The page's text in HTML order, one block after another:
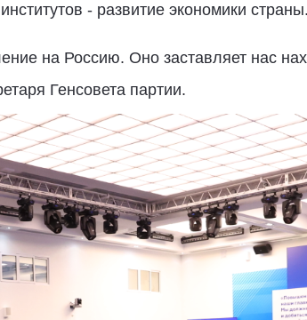
- развитие экономики страны.
на Россию. Оно заставляет нас
Генсовета партии.